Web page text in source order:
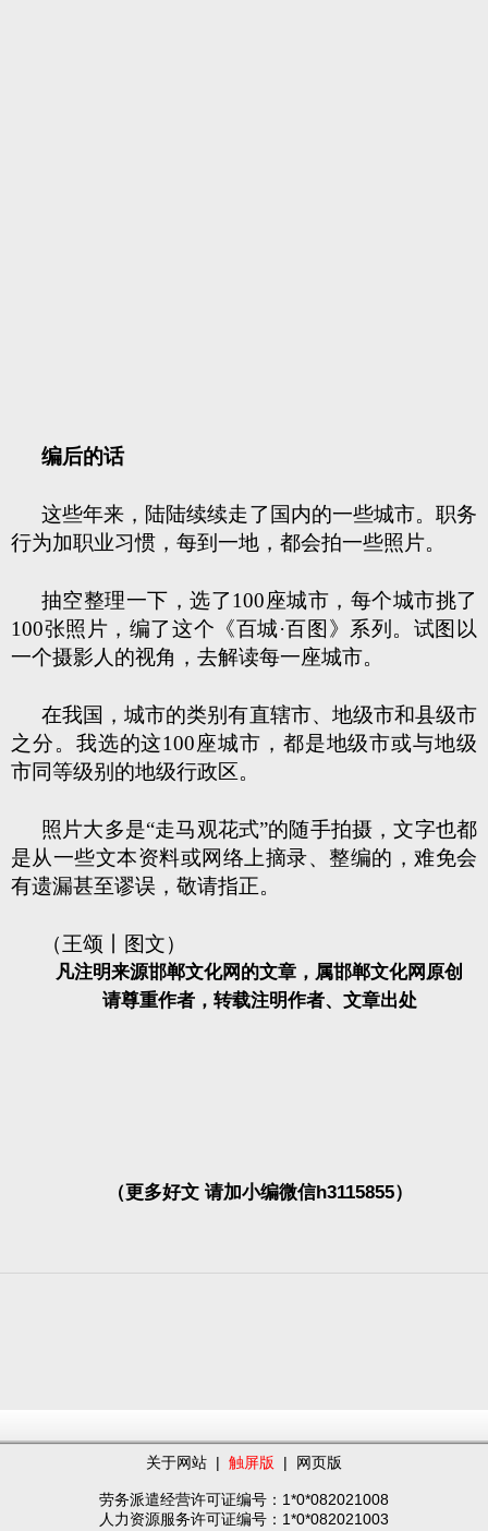
编后的话
这些年来，陆陆续续走了国内的一些城市。职务
行为加职业习惯，每到一地，都会拍一些照片。
抽空整理一下，选了100座城市，每个城市挑了
100张照片，编了这个《百城·百图》系列。试图以
一个摄影人的视角，去解读每一座城市。
在我国，城市的类别有直辖市、地级市和县级市
之分。我选的这100座城市，都是地级市或与地级
市同等级别的地级行政区。
照片大多是“走马观花式”的随手拍摄，文字也都
是从一些文本资料或网络上摘录、整编的，难免会
有遗漏甚至谬误，敬请指正。
（王颂丨图文）
凡注明来源邯郸文化网的文章，属邯郸文化网原创
请尊重作者，转载注明作者、文章出处
（更多好文 请加小编微信h3115855）
关于网站 | 触屏版 | 网页版
劳务派遣经营许可证编号：1*0*082021008
人力资源服务许可证编号：1*0*082021003